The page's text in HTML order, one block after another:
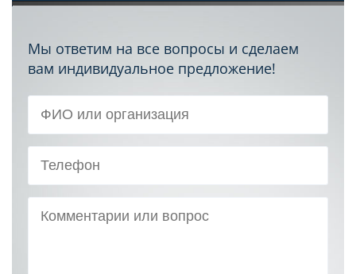
Мы ответим на все вопросы и сделаем
вам индивидуальное предложение!